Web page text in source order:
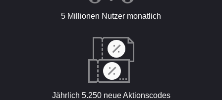
5 Millionen Nutzer monatlich
Jährlich 5.250 neue Aktionscodes